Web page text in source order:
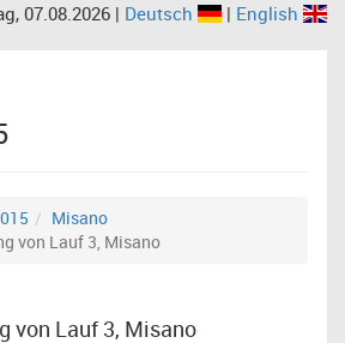
07.08.2026 | Deutsch | English
Misano
von Lauf 3, Misano
von Lauf 3, Misano